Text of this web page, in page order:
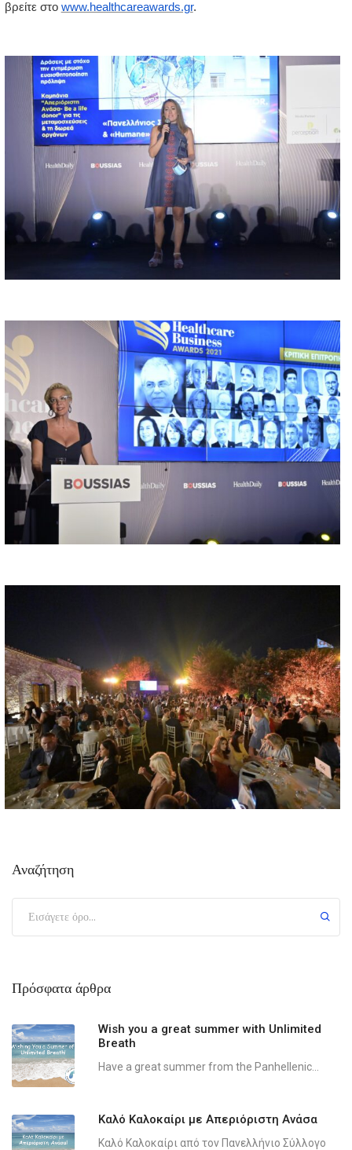
βρείτε στο www.healthcareawards.gr.
Αναζήτηση
Πρόσφατα άρθρα
Wish you a great summer with Unlimited
Breath
Have a great summer from the Panhellenic...
Καλό Καλοκαίρι με Απεριόριστη Ανάσα
Καλό Καλοκαίρι από τον Πανελλήνιο Σύλλογο